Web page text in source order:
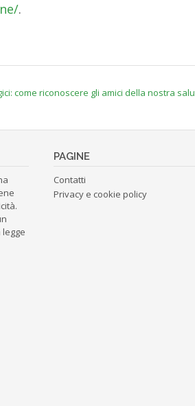
.
come riconoscere gli amici della nostra
PAGINE
Contatti
Privacy e cookie policy